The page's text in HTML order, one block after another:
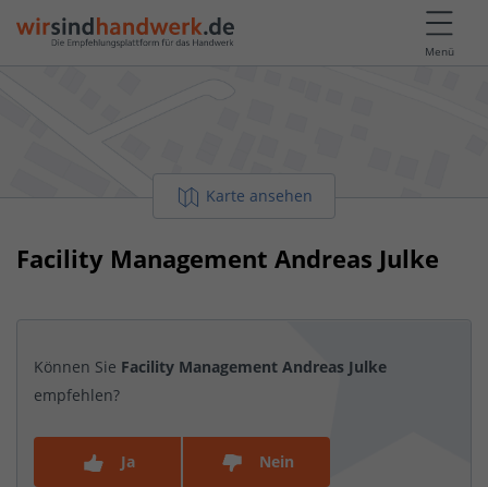
Menü
Karte ansehen
Facility Management Andreas Julke
Können Sie Facility Management Andreas Julke
empfehlen?
Ja Nein